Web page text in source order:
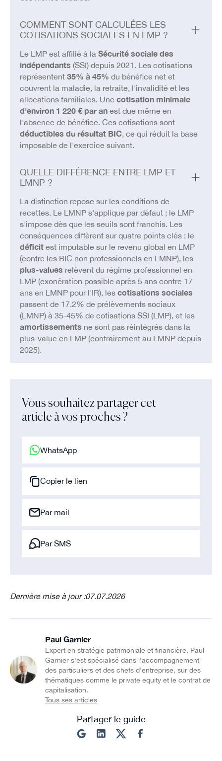
COMMENT SONT CALCULÉES LES
COTISATIONS SOCIALES EN LMP ?
Le LMP est affilié à la Sécurité sociale des
indépendants (SSI) depuis 2021. Les cotisations
représentent 35% à 45% du bénéfice net et
couvrent la maladie, la retraite, l'invalidité et les
allocations familiales. Une cotisation minimale
d'environ 1 220 € par anest due même en
l'absence de bénéfice. Ces cotisations sont
déductibles du résultat BIC, ce qui réduit la base
imposable de l'exercice suivant.
QUELLE DIFFÉRENCE ENTRE LMP ET
LMNP ?
La distinction repose sur les conditions de
recettes. Le LMNP s'applique par défaut ; le LMP
s'impose dès que les seuils sont franchis. Les
conséquences diffèrent sur quatre points clés : le
déficitest imputable sur le revenu global en LMP
(contre les BIC non professionnels en LMNP), les
plus-values relèvent du régime professionnel en
LMP (exonération possible après 5 ans contre 17
ans en LMNP pour l'IR), les cotisations sociales
passent de 17.2% de prélèvements sociaux
(LMNP) à 35-45% de cotisations SSI (LMP), et les
amortissements ne sont pas réintégrés dans la
plus-value en LMP (contrairement au LMNP depuis
2025).
Vous souhaitez partager cet
article à vos proches ?
WhatsApp
Copier le lien
Par mail
Par SMS
Dernière mise à jour :07.07.2026
Paul Garnier
Expert en stratégie patrimoniale et financière, Paul
Garnier s'est spécialisé dans l’accompagnement
des particuliers et des chefs d’entreprise, sur des
thématiques comme le private equity et le contrat de
capitalisation.
Tous ses articles
Partager le guide